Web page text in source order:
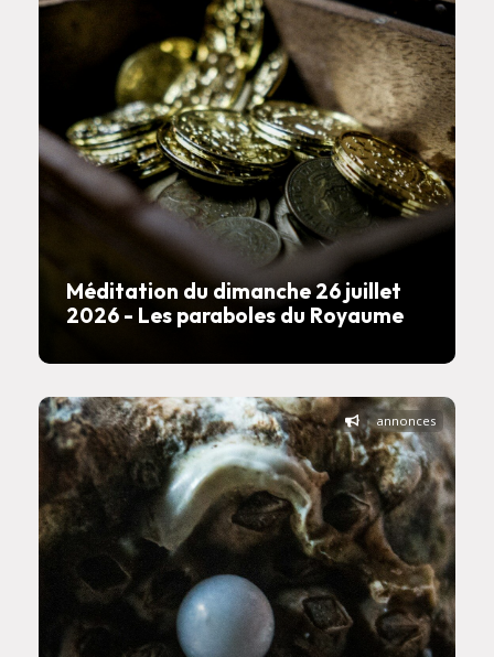
Méditation du dimanche 26 juillet
2026 - Les paraboles du Royaume
annonces